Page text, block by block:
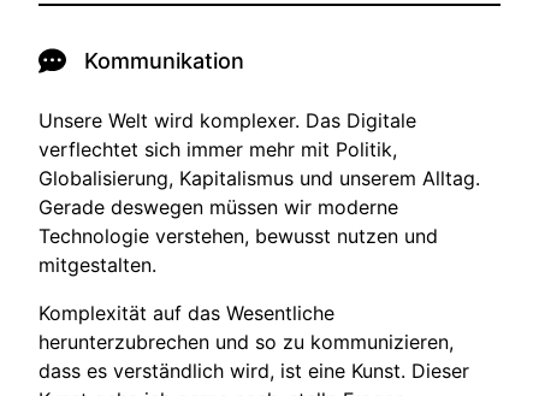
Kommunikation
Unsere Welt wird komplexer. Das Digitale
verflechtet sich immer mehr mit Politik,
Globalisierung, Kapitalismus und unserem Alltag.
Gerade deswegen müssen wir moderne
Technologie verstehen, bewusst nutzen und
mitgestalten.
Komplexität auf das Wesentliche
herunterzubrechen und so zu kommunizieren,
dass es verständlich wird, ist eine Kunst. Dieser